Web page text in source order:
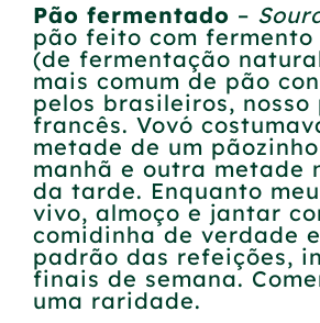
Pão fermentado –
pão feito com
(de fermentação
mais comum de pão
pelos brasileiros, nosso
francês. Vovó
metade de um
manhã e outra metade
da tarde. Enquanto
vivo, almoço e jantar
comidinha de verdade
padrão das refeições,
finais de semana.
uma raridade.